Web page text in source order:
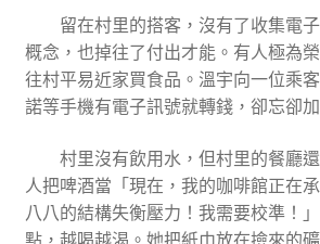
留在村里的搭客，沒有了收集電
概念，也掉往了付出才能。有人極為
往村平易近家買食品。溫宇向一位乘
諾等手機有電子訊號就轉錢，卻忘卻
村里沒有飲用水，但村里的餐廳
人把啤酒當「現在，我的咖啡館正在
八八的結構失衡壓力！我需要校準！
點，越喝越渴。她把紙巾放在撿來的